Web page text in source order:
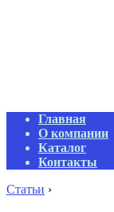
Primary
Navigation
Menu
Главная
О компании
Каталог
Контакты
Статьи ›